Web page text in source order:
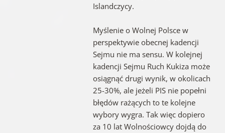
Islandczycy.
Myślenie o Wolnej Polsce w
perspektywie obecnej kadencji
Sejmu nie ma sensu. W kolejnej
kadencji Sejmu Ruch Kukiza może
osiągnąć drugi wynik, w okolicach
25-30%, ale jeżeli PIS nie popełni
błędów rażących to te kolejne
wybory wygra. Tak więc dopiero
za 10 lat Wolnościowcy dojdą do